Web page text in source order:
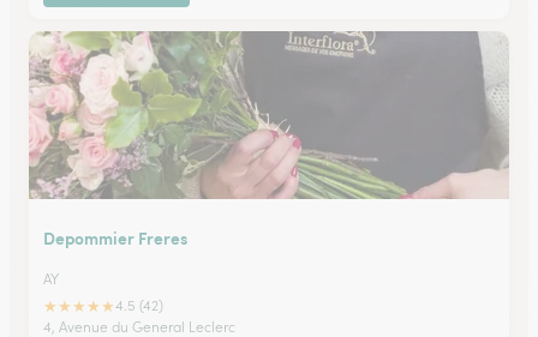
Depommier Freres
AY
★★★★★4.5 (42)
4, Avenue du General Leclerc